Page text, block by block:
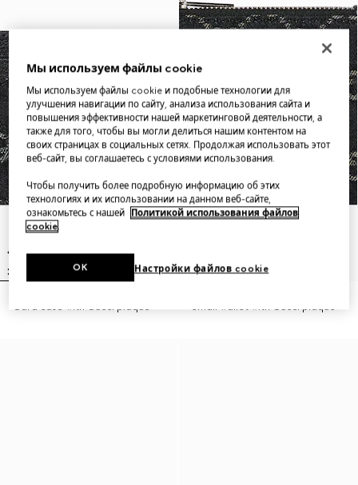
Card case with Gucci plaque Small wallet with Gucci plaque
Мы используем файлы cookie
Мы используем файлы cookie и подобные технологии для
улучшения навигации по сайту, анализа использования сайта и
повышения эффективности нашей маркетинговой деятельности, а
также для того, чтобы вы могли делиться нашим контентом на
своих страницах в социальных сетях. Продолжая использовать этот
веб-сайт, вы соглашаетесь с условиями использования.
Чтобы получить более подробную информацию об этих
технологиях и их использовании на данном веб-сайте,
ознакомьтесь с нашей
Политикой использования файлов
cookie.
Настройки файлов cookie
OK